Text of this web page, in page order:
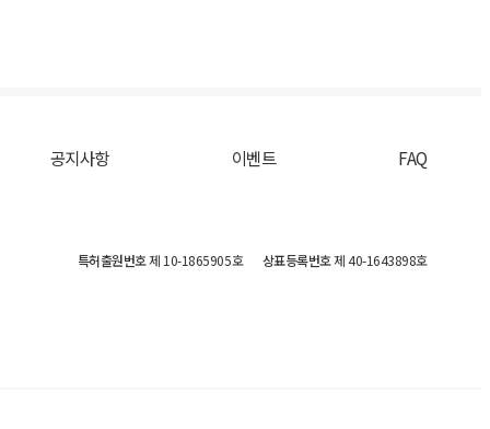
공지사항 이벤트 FAQ
특허출원번호제 10-1865905호 상표등록번호제 40-1643898호